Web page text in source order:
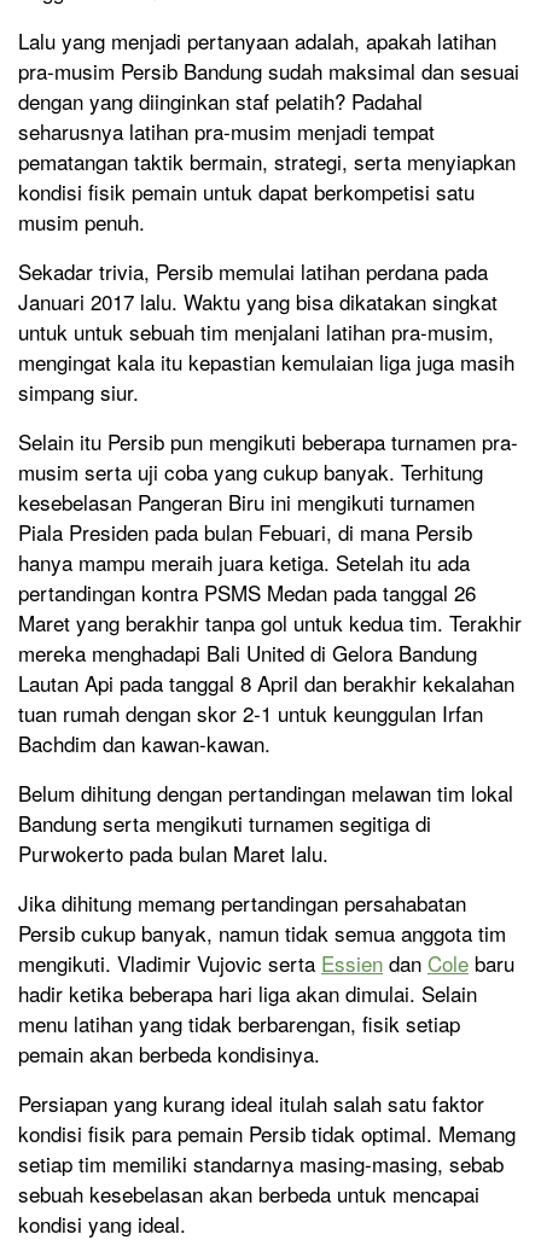
Lalu yang menjadi pertanyaan adalah, apakah latihan
pra-musim Persib Bandung sudah maksimal dan sesuai
dengan yang diinginkan staf pelatih? Padahal
seharusnya latihan pra-musim menjadi tempat
pematangan taktik bermain, strategi, serta menyiapkan
kondisi fisik pemain untuk dapat berkompetisi satu
musim penuh.
Sekadar trivia, Persib memulai latihan perdana pada
Januari 2017 lalu. Waktu yang bisa dikatakan singkat
untuk untuk sebuah tim menjalani latihan pra-musim,
mengingat kala itu kepastian kemulaian liga juga masih
simpang siur.
Selain itu Persib pun mengikuti beberapa turnamen pra-
musim serta uji coba yang cukup banyak. Terhitung
kesebelasan Pangeran Biru ini mengikuti turnamen
Piala Presiden pada bulan Febuari, di mana Persib
hanya mampu meraih juara ketiga. Setelah itu ada
pertandingan kontra PSMS Medan pada tanggal 26
Maret yang berakhir tanpa gol untuk kedua tim. Terakhir
mereka menghadapi Bali United di Gelora Bandung
Lautan Api pada tanggal 8 April dan berakhir kekalahan
tuan rumah dengan skor 2-1 untuk keunggulan Irfan
Bachdim dan kawan-kawan.
Belum dihitung dengan pertandingan melawan tim lokal
Bandung serta mengikuti turnamen segitiga di
Purwokerto pada bulan Maret lalu.
Jika dihitung memang pertandingan persahabatan
Persib cukup banyak, namun tidak semua anggota tim
mengikuti. Vladimir Vujovic serta Essien dan Cole baru
hadir ketika beberapa hari liga akan dimulai. Selain
menu latihan yang tidak berbarengan, fisik setiap
pemain akan berbeda kondisinya.
Persiapan yang kurang ideal itulah salah satu faktor
kondisi fisik para pemain Persib tidak optimal. Memang
setiap tim memiliki standarnya masing-masing, sebab
sebuah kesebelasan akan berbeda untuk mencapai
kondisi yang ideal.